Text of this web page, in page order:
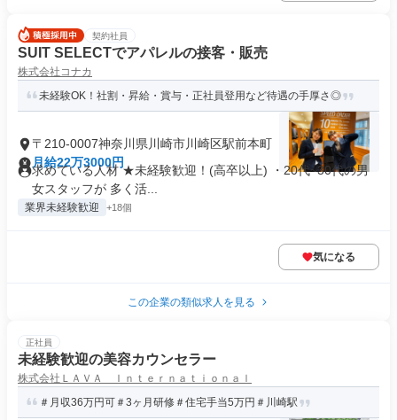
契約社員
SUIT SELECTでアパレルの接客・販売
株式会社コナカ
未経験OK！社割・昇給・賞与・正社員登用など待遇の手厚さ◎
〒210-0007神奈川県川崎市川崎区駅前本町
月給22万3000円
求めている人材 ★未経験歓迎！(高卒以上) ・20代~30代の男
女スタッフが 多く活...
業界未経験歓迎 +18個
気になる
この企業の類似求人を見る
正社員
未経験歓迎の美容カウンセラー
株式会社ＬＡＶＡ Ｉｎｔｅｒｎａｔｉｏｎａｌ
＃月収36万円可＃3ヶ月研修＃住宅手当5万円＃川崎駅